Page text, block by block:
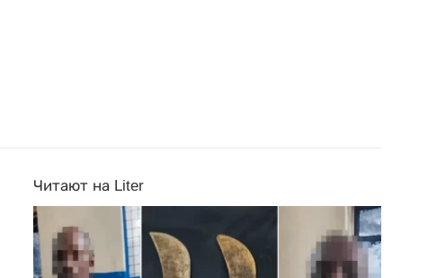
Читают на Liter